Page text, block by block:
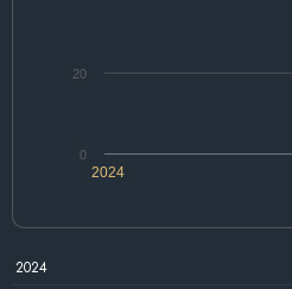
2024
0
20
2024